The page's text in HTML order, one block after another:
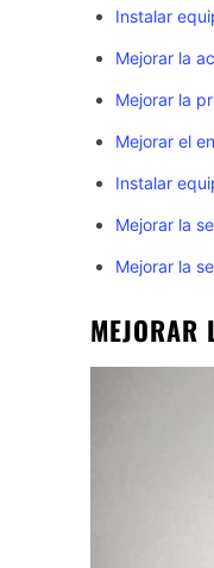
Instalar
Mejorar la
Mejorar la
Mejorar el
Instalar
Mejorar la
Mejorar la
MEJORAR